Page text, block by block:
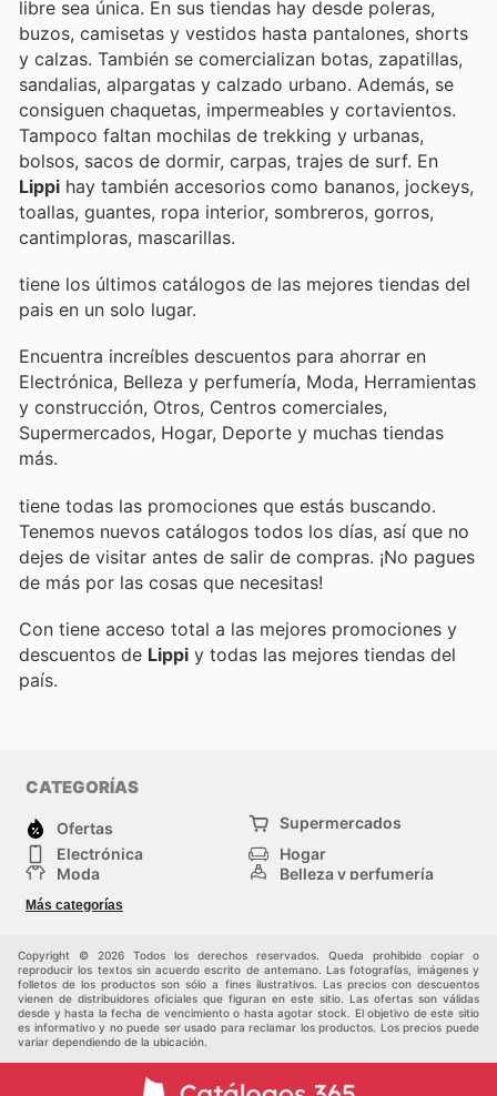
libre sea única. En sus tiendas hay desde poleras,
buzos, camisetas y vestidos hasta pantalones, shorts
y calzas. También se comercializan botas, zapatillas,
sandalias, alpargatas y calzado urbano. Además, se
consiguen chaquetas, impermeables y cortavientos.
Tampoco faltan mochilas de trekking y urbanas,
bolsos, sacos de dormir, carpas, trajes de surf. En
Lippi hay también accesorios como bananos, jockeys,
toallas, guantes, ropa interior, sombreros, gorros,
cantimploras, mascarillas.
tiene los últimos catálogos de las mejores tiendas del
pais en un solo lugar.
Encuentra increíbles descuentos para ahorrar en
Electrónica, Belleza y perfumería, Moda, Herramientas
y construcción, Otros, Centros comerciales,
Supermercados, Hogar, Deporte y muchas tiendas
más.
tiene todas las promociones que estás buscando.
Tenemos nuevos catálogos todos los días, así que no
dejes de visitar antes de salir de compras. ¡No pagues
de más por las cosas que necesitas!
Con tiene acceso total a las mejores promociones y
descuentos de Lippi y todas las mejores tiendas del
país.
CATEGORÍAS
Ofertas
Supermercados
Electrónica
Hogar
Moda
Belleza y perfumería
Deporte
Más categorías
Copyright © 2026 Todos los derechos reservados. Queda prohibido copiar o
reproducir los textos sin acuerdo escrito de antemano. Las fotografías, imágenes y
folletos de los productos son sólo a fines ilustrativos. Las precios con descuentos
vienen de distribuidores oficiales que figuran en este sitio. Las ofertas son válidas
desde y hasta la fecha de vencimiento o hasta agotar stock. El objetivo de este sitio
es informativo y no puede ser usado para reclamar los productos. Los precios puede
variar dependiendo de la ubicación.